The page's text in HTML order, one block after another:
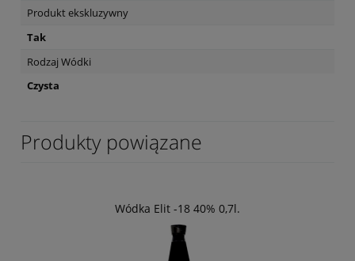
Produkt ekskluzywny
Tak
Rodzaj Wódki
Czysta
Produkty powiązane
Wódka Elit -18 40% 0,7l.